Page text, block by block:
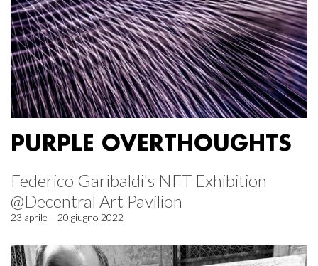
PURPLE OVERTHOUGHTS
Federico Garibaldi's NFT Exhibition
@Decentral Art Pavilion
23 aprile – 20 giugno 2022